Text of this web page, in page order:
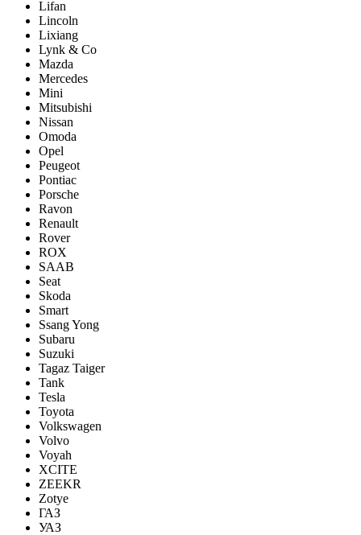
Lifan
Lincoln
Lixiang
Lynk & Co
Mazda
Mercedes
Mini
Mitsubishi
Nissan
Omoda
Opel
Peugeot
Pontiac
Porsсhe
Ravon
Renault
Rover
ROX
SAAB
Seat
Skoda
Smart
Ssang Yong
Subaru
Suzuki
Tagaz Taiger
Tank
Tesla
Toyota
Volkswagen
Volvo
Voyah
XCITE
ZEEKR
Zotye
ГАЗ
УАЗ